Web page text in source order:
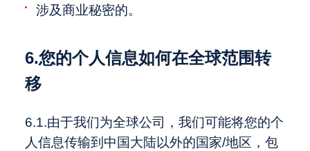
涉及商业秘密的。
6.您的个人信息如何在全球范围转
移
6.1.由于我们为全球公司，我们可能将您的个
人信息传输到中国大陆以外的国家/地区，包